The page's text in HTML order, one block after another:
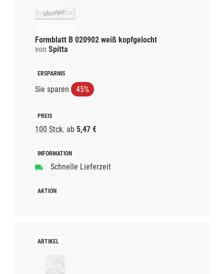
Formblatt B 020902 weiß kopfgelocht
von Spitta
Sie sparen 45%
100 Stck. ab 5,47 €
Schnelle Lieferzeit